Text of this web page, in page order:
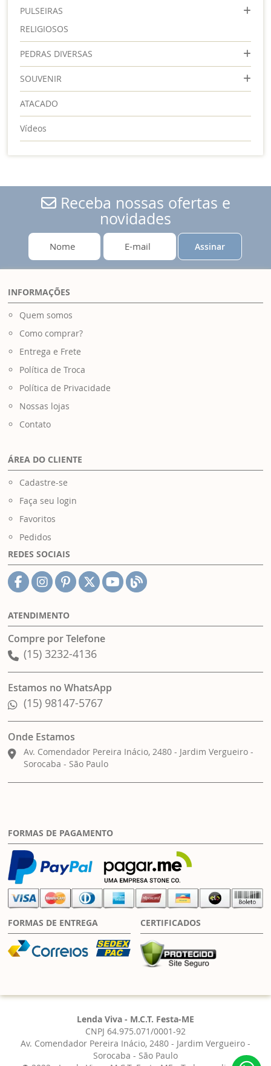
PULSEIRAS
RELIGIOSOS
PEDRAS DIVERSAS
SOUVENIR
ATACADO
Vídeos
Receba nossas ofertas e
novidades
Assinar
INFORMAÇÕES
Quem somos
Como comprar?
Entrega e Frete
Política de Troca
Política de Privacidade
Nossas lojas
Contato
ÁREA DO CLIENTE
Cadastre-se
Faça seu login
Favoritos
Pedidos
REDES SOCIAIS
ATENDIMENTO
Compre por Telefone
(15) 3232-4136
Estamos no WhatsApp
(15) 98147-5767
Onde Estamos
Av. Comendador Pereira Inácio, 2480 - Jardim Vergueiro -
Sorocaba - São Paulo
FORMAS DE PAGAMENTO
FORMAS DE ENTREGA CERTIFICADOS
Lenda Viva - M.C.T. Festa-ME
CNPJ 64.975.071/0001-92
Av. Comendador Pereira Inácio, 2480 - Jardim Vergueiro -
Sorocaba - São Paulo